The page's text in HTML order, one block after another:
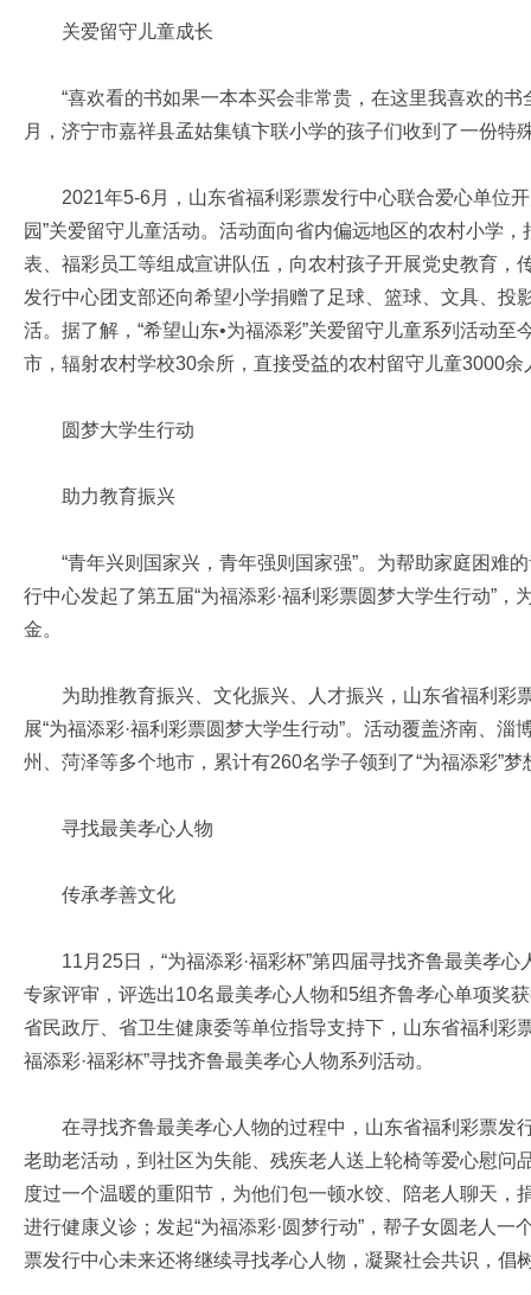
关爱留守儿童成长
“喜欢看的书如果一本本买会非常贵，在这里我喜欢的书
月，济宁市嘉祥县孟姑集镇卞联小学的孩子们收到了一份
2021年5-6月，山东省福利彩票发行中心联合爱心单位
园”关爱留守儿童活动。活动面向省内偏远地区的农村小学
表、福彩员工等组成宣讲队伍，向农村孩子开展党史教育，
发行中心团支部还向希望小学捐赠了足球、篮球、文具、投
活。据了解，“希望山东•为福添彩”关爱留守儿童系列活动
市，辐射农村学校30余所，直接受益的农村留守儿童3000余
圆梦大学生行动
助力教育振兴
“青年兴则国家兴，青年强则国家强”。为帮助家庭困难
行中心发起了第五届“为福添彩·福利彩票圆梦大学生行动”
金。
为助推教育振兴、文化振兴、人才振兴，山东省福利彩
展“为福添彩·福利彩票圆梦大学生行动”。活动覆盖济南、
州、菏泽等多个地市，累计有260名学子领到了“为福添彩”
寻找最美孝心人物
传承孝善文化
11月25日，“为福添彩·福彩杯”第四届寻找齐鲁最美孝心
专家评审，评选出10名最美孝心人物和5组齐鲁孝心单项奖
省民政厅、省卫生健康委等单位指导支持下，山东省福利彩
福添彩·福彩杯”寻找齐鲁最美孝心人物系列活动。
在寻找齐鲁最美孝心人物的过程中，山东省福利彩票发
老助老活动，到社区为失能、残疾老人送上轮椅等爱心慰问
度过一个温暖的重阳节，为他们包一顿水饺、陪老人聊天，
进行健康义诊；发起“为福添彩·圆梦行动”，帮子女圆老人
票发行中心未来还将继续寻找孝心人物，凝聚社会共识，倡